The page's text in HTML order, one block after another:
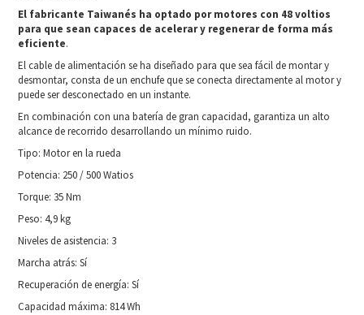
El fabricante Taiwanés ha optado por motores con 48 voltios
para que sean capaces de acelerar y regenerar de forma más
eficiente.
El cable de alimentación se ha diseñado para que sea fácil de montar y
desmontar, consta de un enchufe que se conecta directamente al motor y
puede ser desconectado en un instante.
En combinación con una batería de gran capacidad, garantiza un alto
alcance de recorrido desarrollando un mínimo ruido.
Tipo: Motor en la rueda
Potencia: 250 / 500 Watios
Torque: 35 Nm
Peso: 4,9 kg
Niveles de asistencia: 3
Marcha atrás: Sí
Recuperación de energía: Sí
Capacidad máxima: 814 Wh